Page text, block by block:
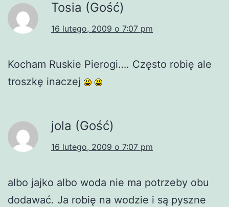
Tosia (Gość)
16 lutego, 2009 o 7:07 pm
Kocham Ruskie Pierogi…. Często robię ale
troszkę inaczej
jola (Gość)
16 lutego, 2009 o 7:07 pm
albo jajko albo woda nie ma potrzeby obu
dodawać. Ja robię na wodzie i są pyszne